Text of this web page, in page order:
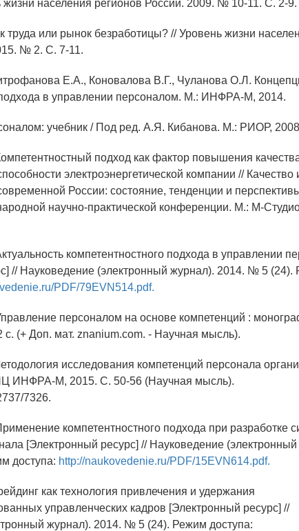
населения регионов России. 2009. № 10-11. С. 2-9.
или рынок безработицы? // Уровень жизни
№ 2. С. 7-11.
Е.А., Коновалова В.Г., Чуланова О.Л.
подхода в управлении персоналом. М.: ИНФРА-М, 2014.
учебник / Под ред. А.Я. Кибанова. М.: РИОР,
подход как фактор повышения
электроэнергетической компании // Качество
России: состояние, тенденции и
научно-практической конференции. М.: М-
компетентностного подхода в управлении
// Науковедение (электронный журнал). 2014. № 5 (24).
PDF/79EVN514.pdf.
персоналом на основе компетенций :
(+ Доп. мат. znanium.com. - Научная мысль).
исследования компетенций персонала
ИНФРА-М, 2015. С. 50-56 (Научная мысль).
7326.
компетентностного подхода при разработке
[Электронный ресурс] // Науковедение
доступа: http://naukovedenie.ru/PDF/15EVN614.pdf.
как технология привлечения и удержания
управленческих кадров [Электронный ресурс] //
журнал). 2014. № 5 (24). Режим доступа: